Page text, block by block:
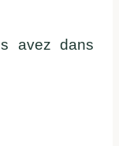
avez dans